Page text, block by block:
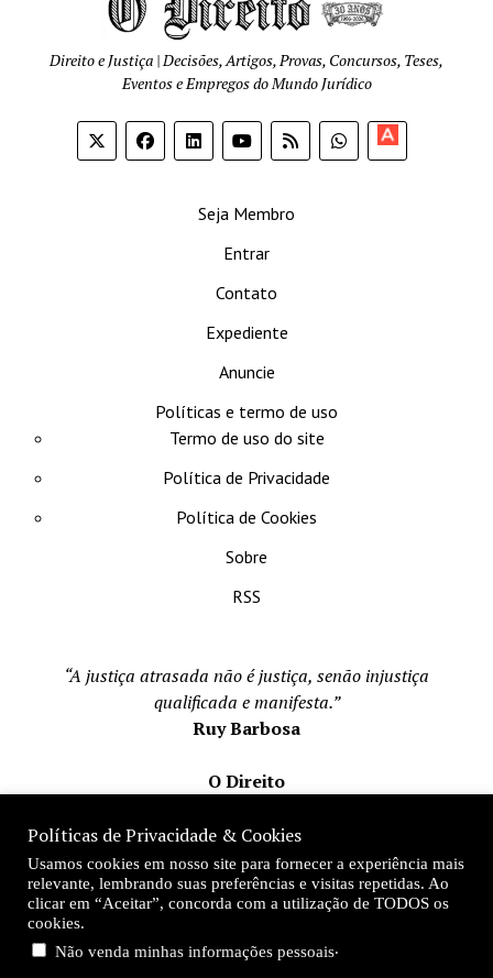
Direito e Justiça | Decisões, Artigos, Provas, Concursos, Teses,
Eventos e Empregos do Mundo Jurídico
Seja Membro
Entrar
Contato
Expediente
Anuncie
Políticas e termo de uso
Termo de uso do site
Política de Privacidade
Política de Cookies
Sobre
RSS
“A justiça atrasada não é justiça, senão injustiça
qualificada e manifesta.”
Ruy Barbosa
O Direito
Mateus Matos
Fundador e Editor-Chefe
Desde 1996
Políticas de Privacidade & Cookies
Usamos cookies em nosso site para fornecer a experiência mais
relevante, lembrando suas preferências e visitas repetidas. Ao
clicar em “Aceitar”, concorda com a utilização de TODOS os
cookies.
Não venda minhas informações pessoais.